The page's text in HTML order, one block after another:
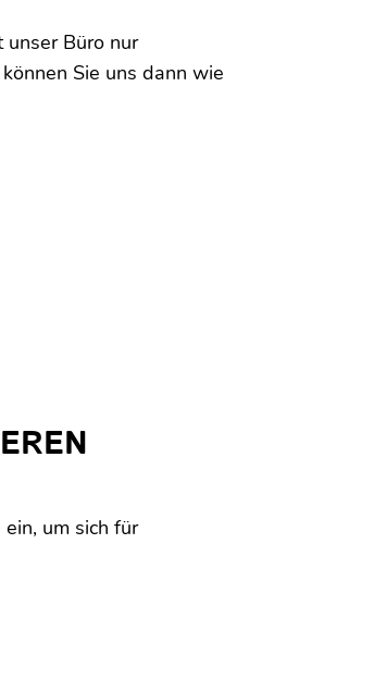
Büro nur
Sie uns dann wie
um sich für